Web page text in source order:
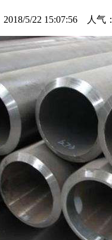
5/22 15:07:56 人气：